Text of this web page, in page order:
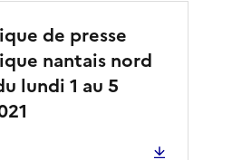
de presse
nantais nord
lundi 1 au 5